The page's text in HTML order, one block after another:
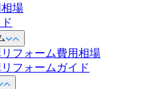
場
フォーム費用相場
フォームガイド